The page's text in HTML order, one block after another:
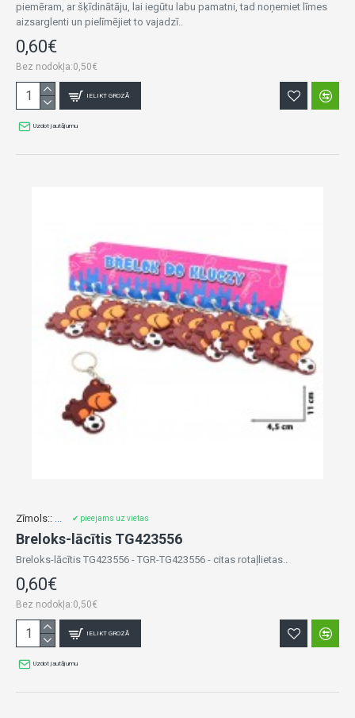
piemēram, ar šķīdinātāju, lai iegūtu labu pamatni, tad noņemiet līmes
aizsarglenti un pielīmējiet to vajadzī..
0,60€
Bez nodokļa:0,50€
IELIKT GROZĀ
Uzdot jautājumu
Zīmols:: ... ✔ pieejams uz vietas
Breloks-lācītis TG423556
Breloks-lācītis TG423556 - TGR-TG423556 - citas rotaļlietas..
0,60€
Bez nodokļa:0,50€
IELIKT GROZĀ
Uzdot jautājumu